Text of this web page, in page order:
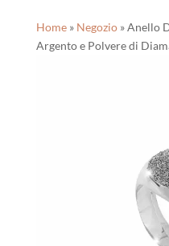
Home» Negozio»Anello
Argento e Polvere di